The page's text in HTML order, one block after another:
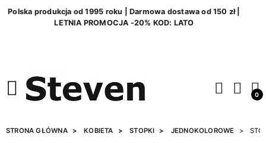
Polska produkcja od 1995 roku | Darmowa dostawa od 150 zł |
LETNIA PROMOCJA -20% KOD: LATO
0
STRONA GŁÓWNA KOBIETA STOPKI JEDNOKOLOROWE